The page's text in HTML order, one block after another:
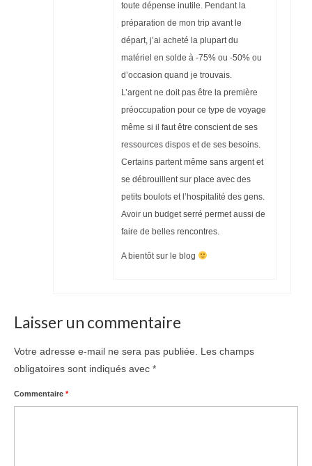
toute dépense inutile. Pendant la
préparation de mon trip avant le
départ, j’ai acheté la plupart du
matériel en solde à -75% ou -50% ou
d’occasion quand je trouvais.
L’argent ne doit pas être la première
préoccupation pour ce type de voyage
même si il faut être conscient de ses
ressources dispos et de ses besoins.
Certains partent même sans argent et
se débrouillent sur place avec des
petits boulots et l’hospitalité des gens.
Avoir un budget serré permet aussi de
faire de belles rencontres.
A bientôt sur le blog
Laisser un commentaire
Votre adresse e-mail ne sera pas publiée.
Les champs
obligatoires sont indiqués avec *
Commentaire *